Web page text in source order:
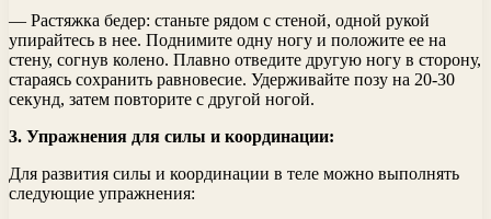
— Растяжка бедер: станьте рядом с стеной, одной рукой
упирайтесь в нее. Поднимите одну ногу и положите ее на
стену, согнув колено. Плавно отведите другую ногу в сторону,
стараясь сохранить равновесие. Удерживайте позу на 20-30
секунд, затем повторите с другой ногой.
3. Упражнения для силы и координации:
Для развития силы и координации в теле можно выполнять
следующие упражнения: